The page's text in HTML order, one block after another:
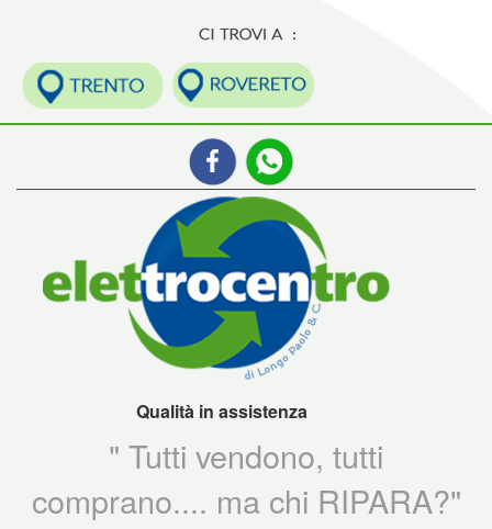
Qualità in assistenza
" Tutti vendono, tutti
comprano.... ma chi RIPARA?"